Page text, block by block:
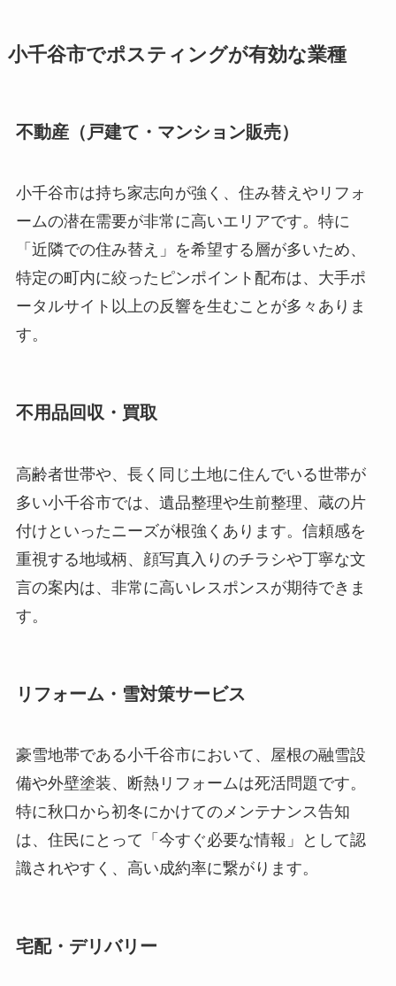
小千谷市でポスティングが有効な業種
不動産（戸建て・マンション販売）
小千谷市は持ち家志向が強く、住み替えやリフォ
ームの潜在需要が非常に高いエリアです。特に
「近隣での住み替え」を希望する層が多いため、
特定の町内に絞ったピンポイント配布は、大手ポ
ータルサイト以上の反響を生むことが多々ありま
す。
不用品回収・買取
高齢者世帯や、長く同じ土地に住んでいる世帯が
多い小千谷市では、遺品整理や生前整理、蔵の片
付けといったニーズが根強くあります。信頼感を
重視する地域柄、顔写真入りのチラシや丁寧な文
言の案内は、非常に高いレスポンスが期待できま
す。
リフォーム・雪対策サービス
豪雪地帯である小千谷市において、屋根の融雪設
備や外壁塗装、断熱リフォームは死活問題です。
特に秋口から初冬にかけてのメンテナンス告知
は、住民にとって「今すぐ必要な情報」として認
識されやすく、高い成約率に繋がります。
宅配・デリバリー